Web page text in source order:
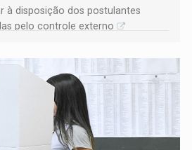
à disposição dos postulantes
pelo controle externo